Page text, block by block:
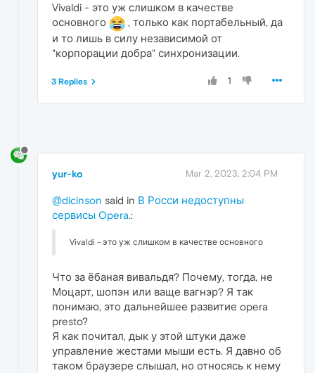
Vivaldi - это уж слишком в качестве
основного
, только как портабельный, да
и то лишь в силу независимой от
"корпорации добра" синхронизации.
1
3 Replies
yur-ko Mar 2, 2023, 2:04 PM
@dicinson said in В Росси недоступны
сервисы Opera.:
Vivaldi - это уж слишком в качестве основного
Что за ёбаная вивальдя? Почему, тогда, не
Моцарт, шопэн или ваще вагнэр? Я так
понимаю, это дальнейшее развитие opera
presto?
Я как почитал, дык у этой штуки даже
управление жестами мыши есть. Я давно об
таком браузере слышал, но относясь к нему